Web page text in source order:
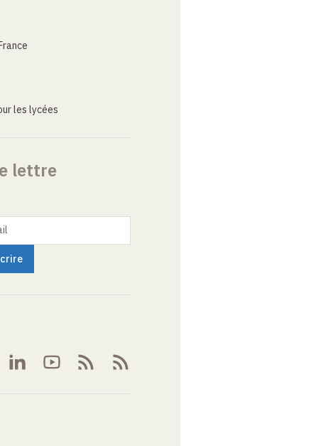
les lycées
lettre